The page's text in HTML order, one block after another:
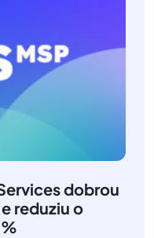
dobrou
reduziu o